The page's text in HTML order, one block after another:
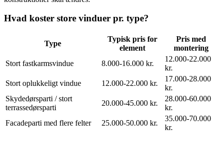
Hvad koster store vinduer pr. type?
Type
Typisk pris for
element
Pris med
montering
Stort fastkarmsvindue
8.000-16.000 kr.
12.000-22.000
kr.
Stort oplukkeligt vindue
12.000-22.000 kr.
17.000-28.000
kr.
Skydedørsparti / stort
terrassedørsparti
20.000-45.000 kr.
28.000-60.000
kr.
Facadeparti med flere felter
25.000-50.000 kr.
35.000-70.000
kr.